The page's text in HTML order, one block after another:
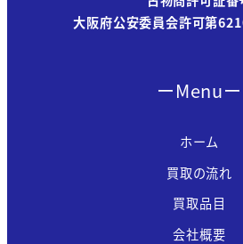
大阪府公安委員会許可第
ーMenuー
ホーム
買取の流れ
買取品目
会社概要